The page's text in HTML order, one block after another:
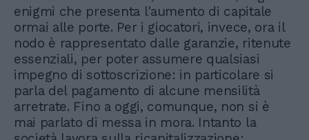
enigmi che presenta l'aumento di capitale
ormai alle porte. Per i giocatori, invece, ora il
nodo è rappresentato dalle garanzie, ritenute
essenziali, per poter assumere qualsiasi
impegno di sottoscrizione: in particolare si
parla del pagamento di alcune mensilità
arretrate. Fino a oggi, comunque, non si è
mai parlato di messa in mora. Intanto la